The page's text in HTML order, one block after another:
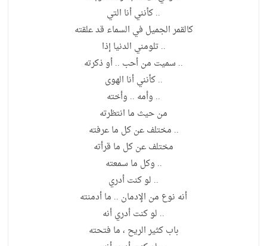
.. كأنني أنا التي
كالقمر الجميل في السماء قد علقته
.. تلومني الدنيا إذا
.. سميت من أحب .. أو ذكرته
.. كأنني أنا الهوى
.. وأمه .. وأخته
من حيث ما انتظرته
.. مختلف عن كل ما عرفته
مختلف عن كل ما قرأته
.. وكل ما سمعته
.. لو كنت أدري
أنه نوع من الإدمان .. ما أدمنته
.. لو كنت أدري أنه
باب كثير الريح ، ما فتحته